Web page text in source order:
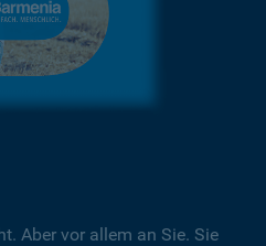
Aber vor allem an Sie. Sie